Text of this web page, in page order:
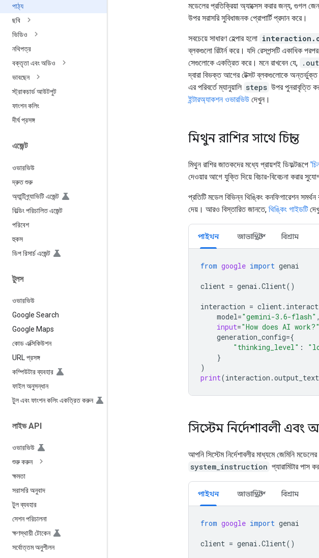
পাঠ্য
ছবি
ভিডিও
নথিপত্র
বক্তৃতা এবং অডিও
ভাবছেন
স্ট্রাকচার্ড আউটপুট
ফাংশন কলিং
দীর্ঘ প্রসঙ্গ
এজেন্ট
ওভারভিউ
দ্রুত শুরু
অ্যান্টিগ্র্যাভিটি এজেন্ট
বিল্ডিং পরিচালিত এজেন্ট
পরিবেশ
হুকস
ডিপ রিসার্চ এজেন্ট
টুলস
ওভারভিউ
Google Search
Google Maps
কোড এক্সিকিউশন
URL প্রসঙ্গ
কম্পিউটার ব্যবহার
ফাইল অনুসন্ধান
টুল এবং ফাংশন কলিং একত্রিত করুন
লাইভ API
ওভারভিউ
শুরু করুন
ক্ষমতা
সরাসরি অনুবাদ
টুল ব্যবহার
সেশন পরিচালনা
ক্ষণস্থায়ী টোকেন
সর্বোত্তম অনুশীলন
মডেলের প্রতিক্রিয়া অ্যাক্সেস করার জন্য,
উপর সরাসরি সুবিধাজনক প্রোপার্টি প্রদান করে।
সবচেয়ে সাধারণ হেল্পার হলো
ব্লকগুলো রিটার্ন করে। যদি রেসপন্সটি একাধিক পরপর
সেগুলোকে একত্রিত করে। মনে রাখবেন যে,
দ্বারা বিভক্ত আগের টেক্সট ব্লকগুলোকে অন্তর্ভুক্ত
এর পরিবর্তে ম্যানুয়ালি steps উপর পুনরাবৃত্তি
ইন্টারঅ্যাকশন ওভারভিউ দেখুন।
মিথুন রাশির সাথে চিন্তা
মিথুন রাশির জাতকদের মধ্যে প্রায়শই ডিফল্টরূপে
দেওয়ার আগে যুক্তি দিয়ে বিচার-বিবেচনা করার
প্রতিটি মডেল বিভিন্ন থিঙ্কিং কনফিগারেশন সমর্থন
দেয়। আরও বিস্তারিত জানতে, থিঙ্কিং গাইডটি
পাইথন জাভাস্ক্রিপ্ট বিশ্রাম
from google import genai
client = genai .Client()
interaction = client.
model="gemini-3.6-flash" ,
input="How does AI work?"
generation_config={
"thinking_level" :
}
)
print(interaction .output_text
সিস্টেম নির্দেশাবলী এবং
আপনি সিস্টেম নির্দেশাবলীর মাধ্যমে জেমিনি
system_instruction প্যারামিটার পাস
পাইথন জাভাস্ক্রিপ্ট বিশ্রাম
from google import genai
client = genai .Client()